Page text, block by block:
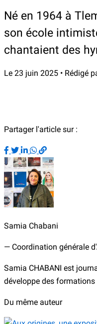
Né en 1964 à
son école
chantaient des
Le 23 juin 2025 • Rédigé
Partager l'article sur :
Samia Chabani
— Coordination générale
Samia CHABANI est
développe des
Du même auteur